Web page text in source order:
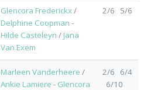
Glencora Frederickx/
Delphine Coopman -
Hilde Casteleyn / Jana
Van Exem
2/6 5/6
Marleen Vanderheere /
Ankie Lamiere - Glencora
2/6 6/4
6/10